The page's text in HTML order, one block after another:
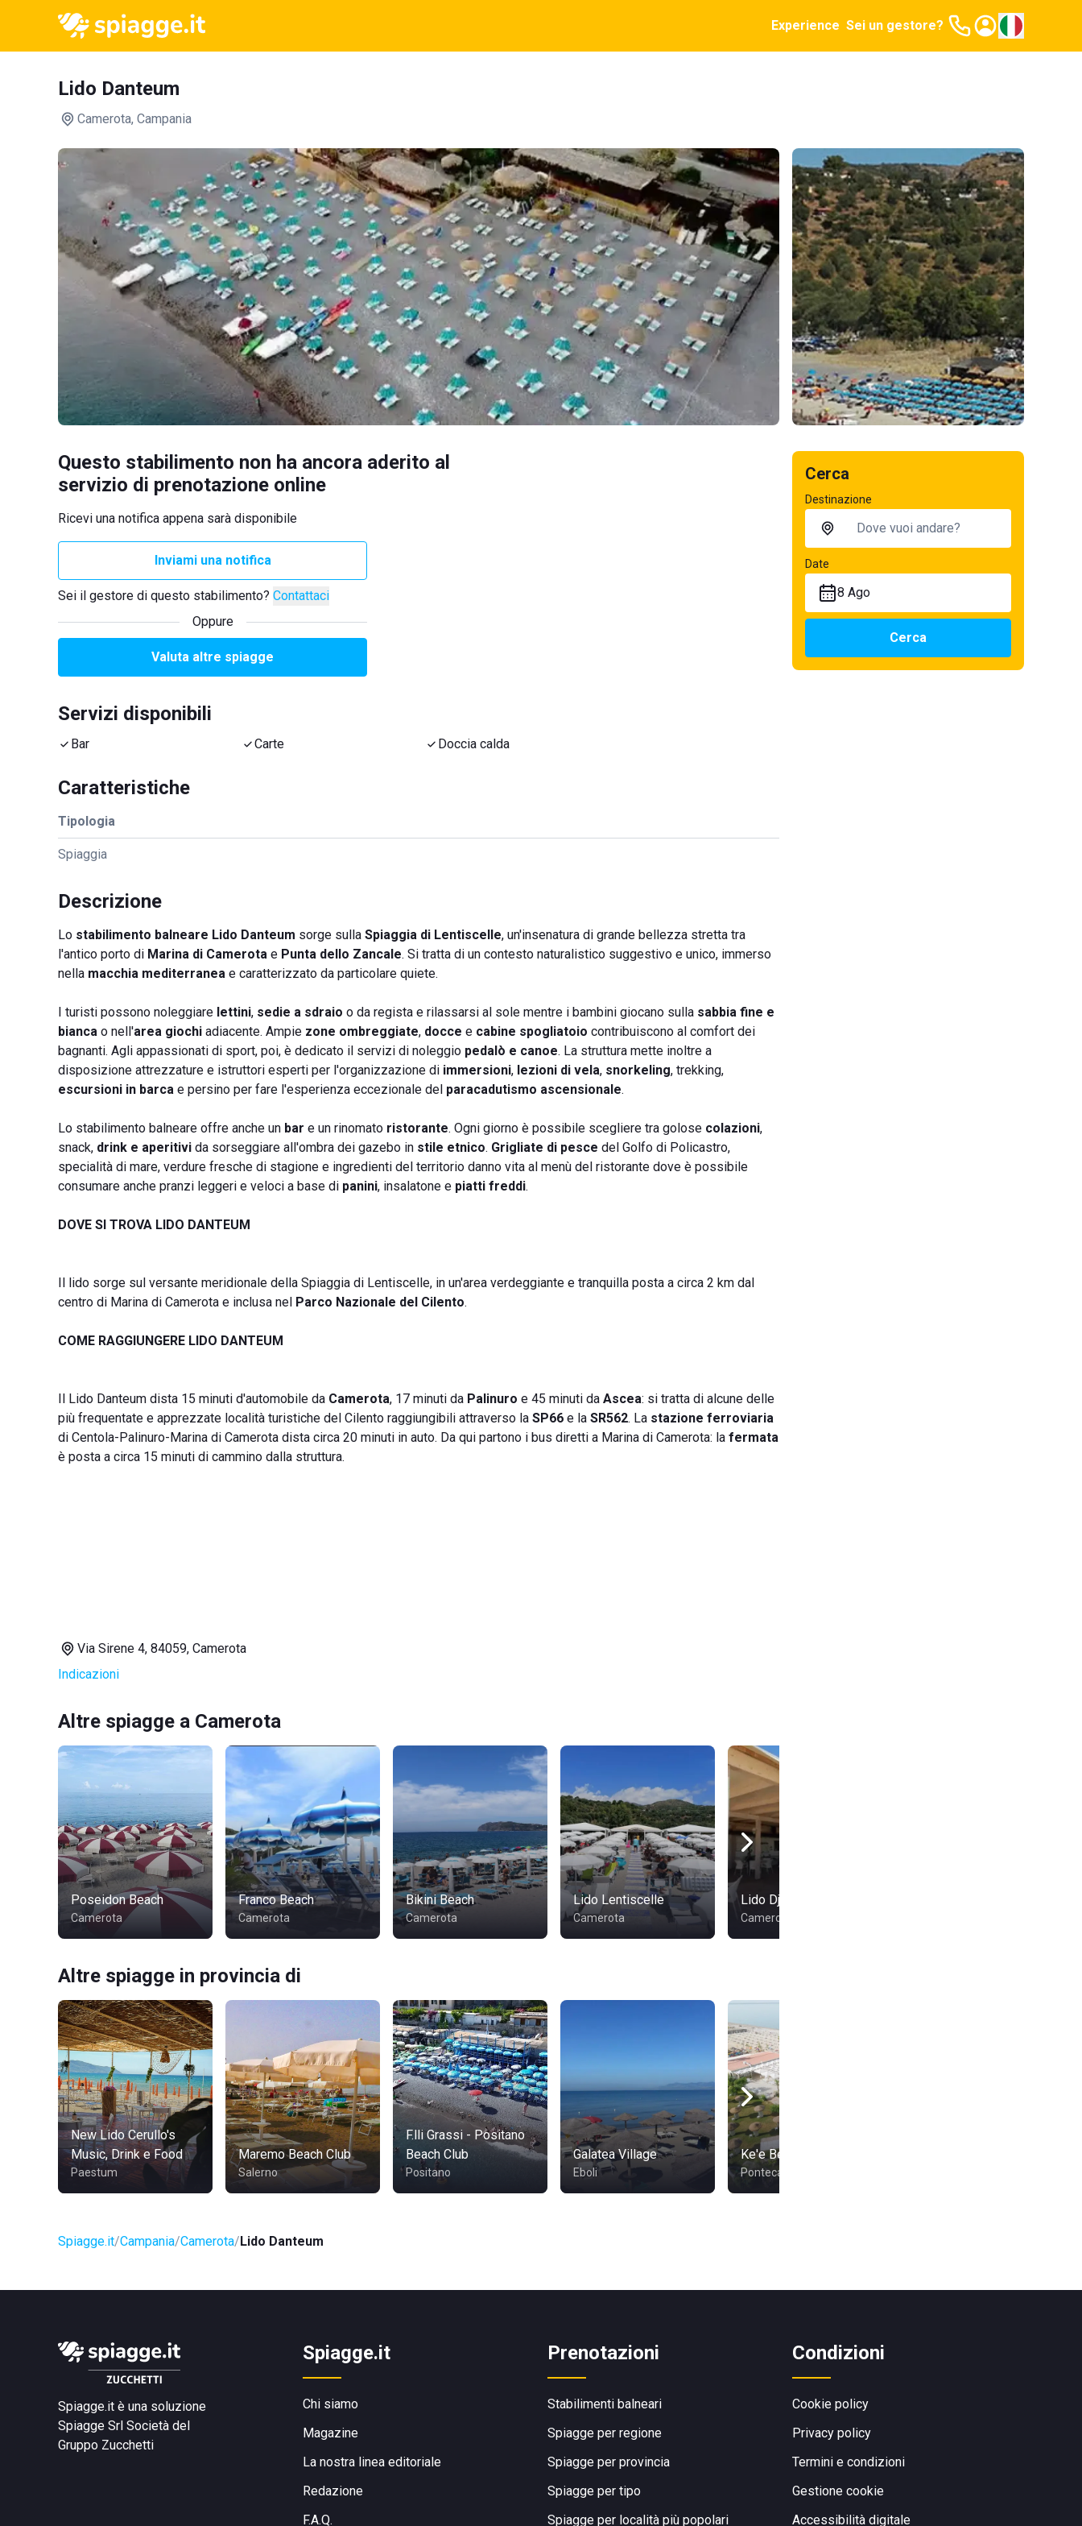
Experience Sei un gestore?
Lido Danteum
Camerota, Campania
Questo stabilimento non ha ancora aderito al
servizio di prenotazione online
Ricevi una notifica appena sarà disponibile
Inviami una notifica
Sei il gestore di questo stabilimento? Contattaci
Oppure
Valuta altre spiagge
Servizi disponibili
Bar Carte Doccia calda
Caratteristiche
Tipologia
Spiaggia
Descrizione
Lo stabilimento balneare Lido Danteum sorge sulla Spiaggia di Lentiscelle, un'insenatura di grande bellezza stretta tra
l'antico porto di Marina di Camerota e Punta dello Zancale. Si tratta di un contesto naturalistico suggestivo e unico, immerso
nella macchia mediterranea e caratterizzato da particolare quiete.
I turisti possono noleggiare lettini, sedie a sdraio o da regista e rilassarsi al sole mentre i bambini giocano sulla sabbia fine e
bianca o nell'area giochi adiacente. Ampie zone ombreggiate, docce e cabine spogliatoio contribuiscono al comfort dei
bagnanti. Agli appassionati di sport, poi, è dedicato il servizi di noleggio pedalò e canoe. La struttura mette inoltre a
disposizione attrezzature e istruttori esperti per l'organizzazione di immersioni, lezioni di vela, snorkeling, trekking,
escursioni in barca e persino per fare l'esperienza eccezionale del paracadutismo ascensionale.
Lo stabilimento balneare offre anche un bar e un rinomato ristorante. Ogni giorno è possibile scegliere tra golose colazioni,
snack, drink e aperitivi da sorseggiare all'ombra dei gazebo in stile etnico. Grigliate di pesce del Golfo di Policastro,
specialità di mare, verdure fresche di stagione e ingredienti del territorio danno vita al menù del ristorante dove è possibile
consumare anche pranzi leggeri e veloci a base di panini, insalatone e piatti freddi.
DOVE SI TROVA LIDO DANTEUM
Il lido sorge sul versante meridionale della Spiaggia di Lentiscelle, in un'area verdeggiante e tranquilla posta a circa 2 km dal
centro di Marina di Camerota e inclusa nel Parco Nazionale del Cilento.
COME RAGGIUNGERE LIDO DANTEUM
Il Lido Danteum dista 15 minuti d'automobile da Camerota, 17 minuti da Palinuro e 45 minuti da Ascea: si tratta di alcune delle
più frequentate e apprezzate località turistiche del Cilento raggiungibili attraverso la SP66 e la SR562. La stazione ferroviaria
di Centola-Palinuro-Marina di Camerota dista circa 20 minuti in auto. Da qui partono i bus diretti a Marina di Camerota: la fermata
è posta a circa 15 minuti di cammino dalla struttura.
Via Sirene 4, 84059, Camerota
Indicazioni
Altre spiagge a Camerota
Poseidon Beach
Camerota
Franco Beach
Camerota
Bikini Beach
Camerota
Lido Lentiscelle
Camerota
Lido Djembè Club
Camerota
Altre spiagge in provincia di
New Lido Cerullo's
Music, Drink e Food
Paestum
Maremo Beach Club
Salerno
F.lli Grassi - Positano
Beach Club
Positano
Galatea Village
Eboli
Ke'e Beach
Pontecagnano Faiano
Spiagge.it Campania Camerota Lido Danteum
Cerca
Destinazione
Date
8 Ago
Cerca
Spiagge.it è una soluzione
Spiagge Srl Società del
Gruppo Zucchetti
Spiagge.it
Chi siamo
Magazine
La nostra linea editoriale
Redazione
F.A.Q.
Prenotazioni
Stabilimenti balneari
Spiagge per regione
Spiagge per provincia
Spiagge per tipo
Spiagge per località più popolari
Condizioni
Cookie policy
Privacy policy
Termini e condizioni
Gestione cookie
Accessibilità digitale